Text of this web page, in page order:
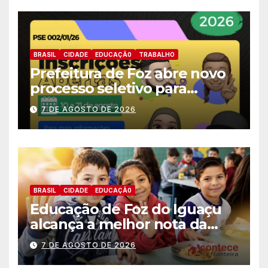
BRASIL CIDADE EDUCAÇÃ0 TRABALHO
Prefeitura de Foz abre novo
processo seletivo para
estagiários
7 DE AGOSTO DE 2026
BRASIL CIDADE EDUCAÇÃ0
Educação de Foz do Iguaçu
alcança a melhor nota da
história no IDEB
7 DE AGOSTO DE 2026